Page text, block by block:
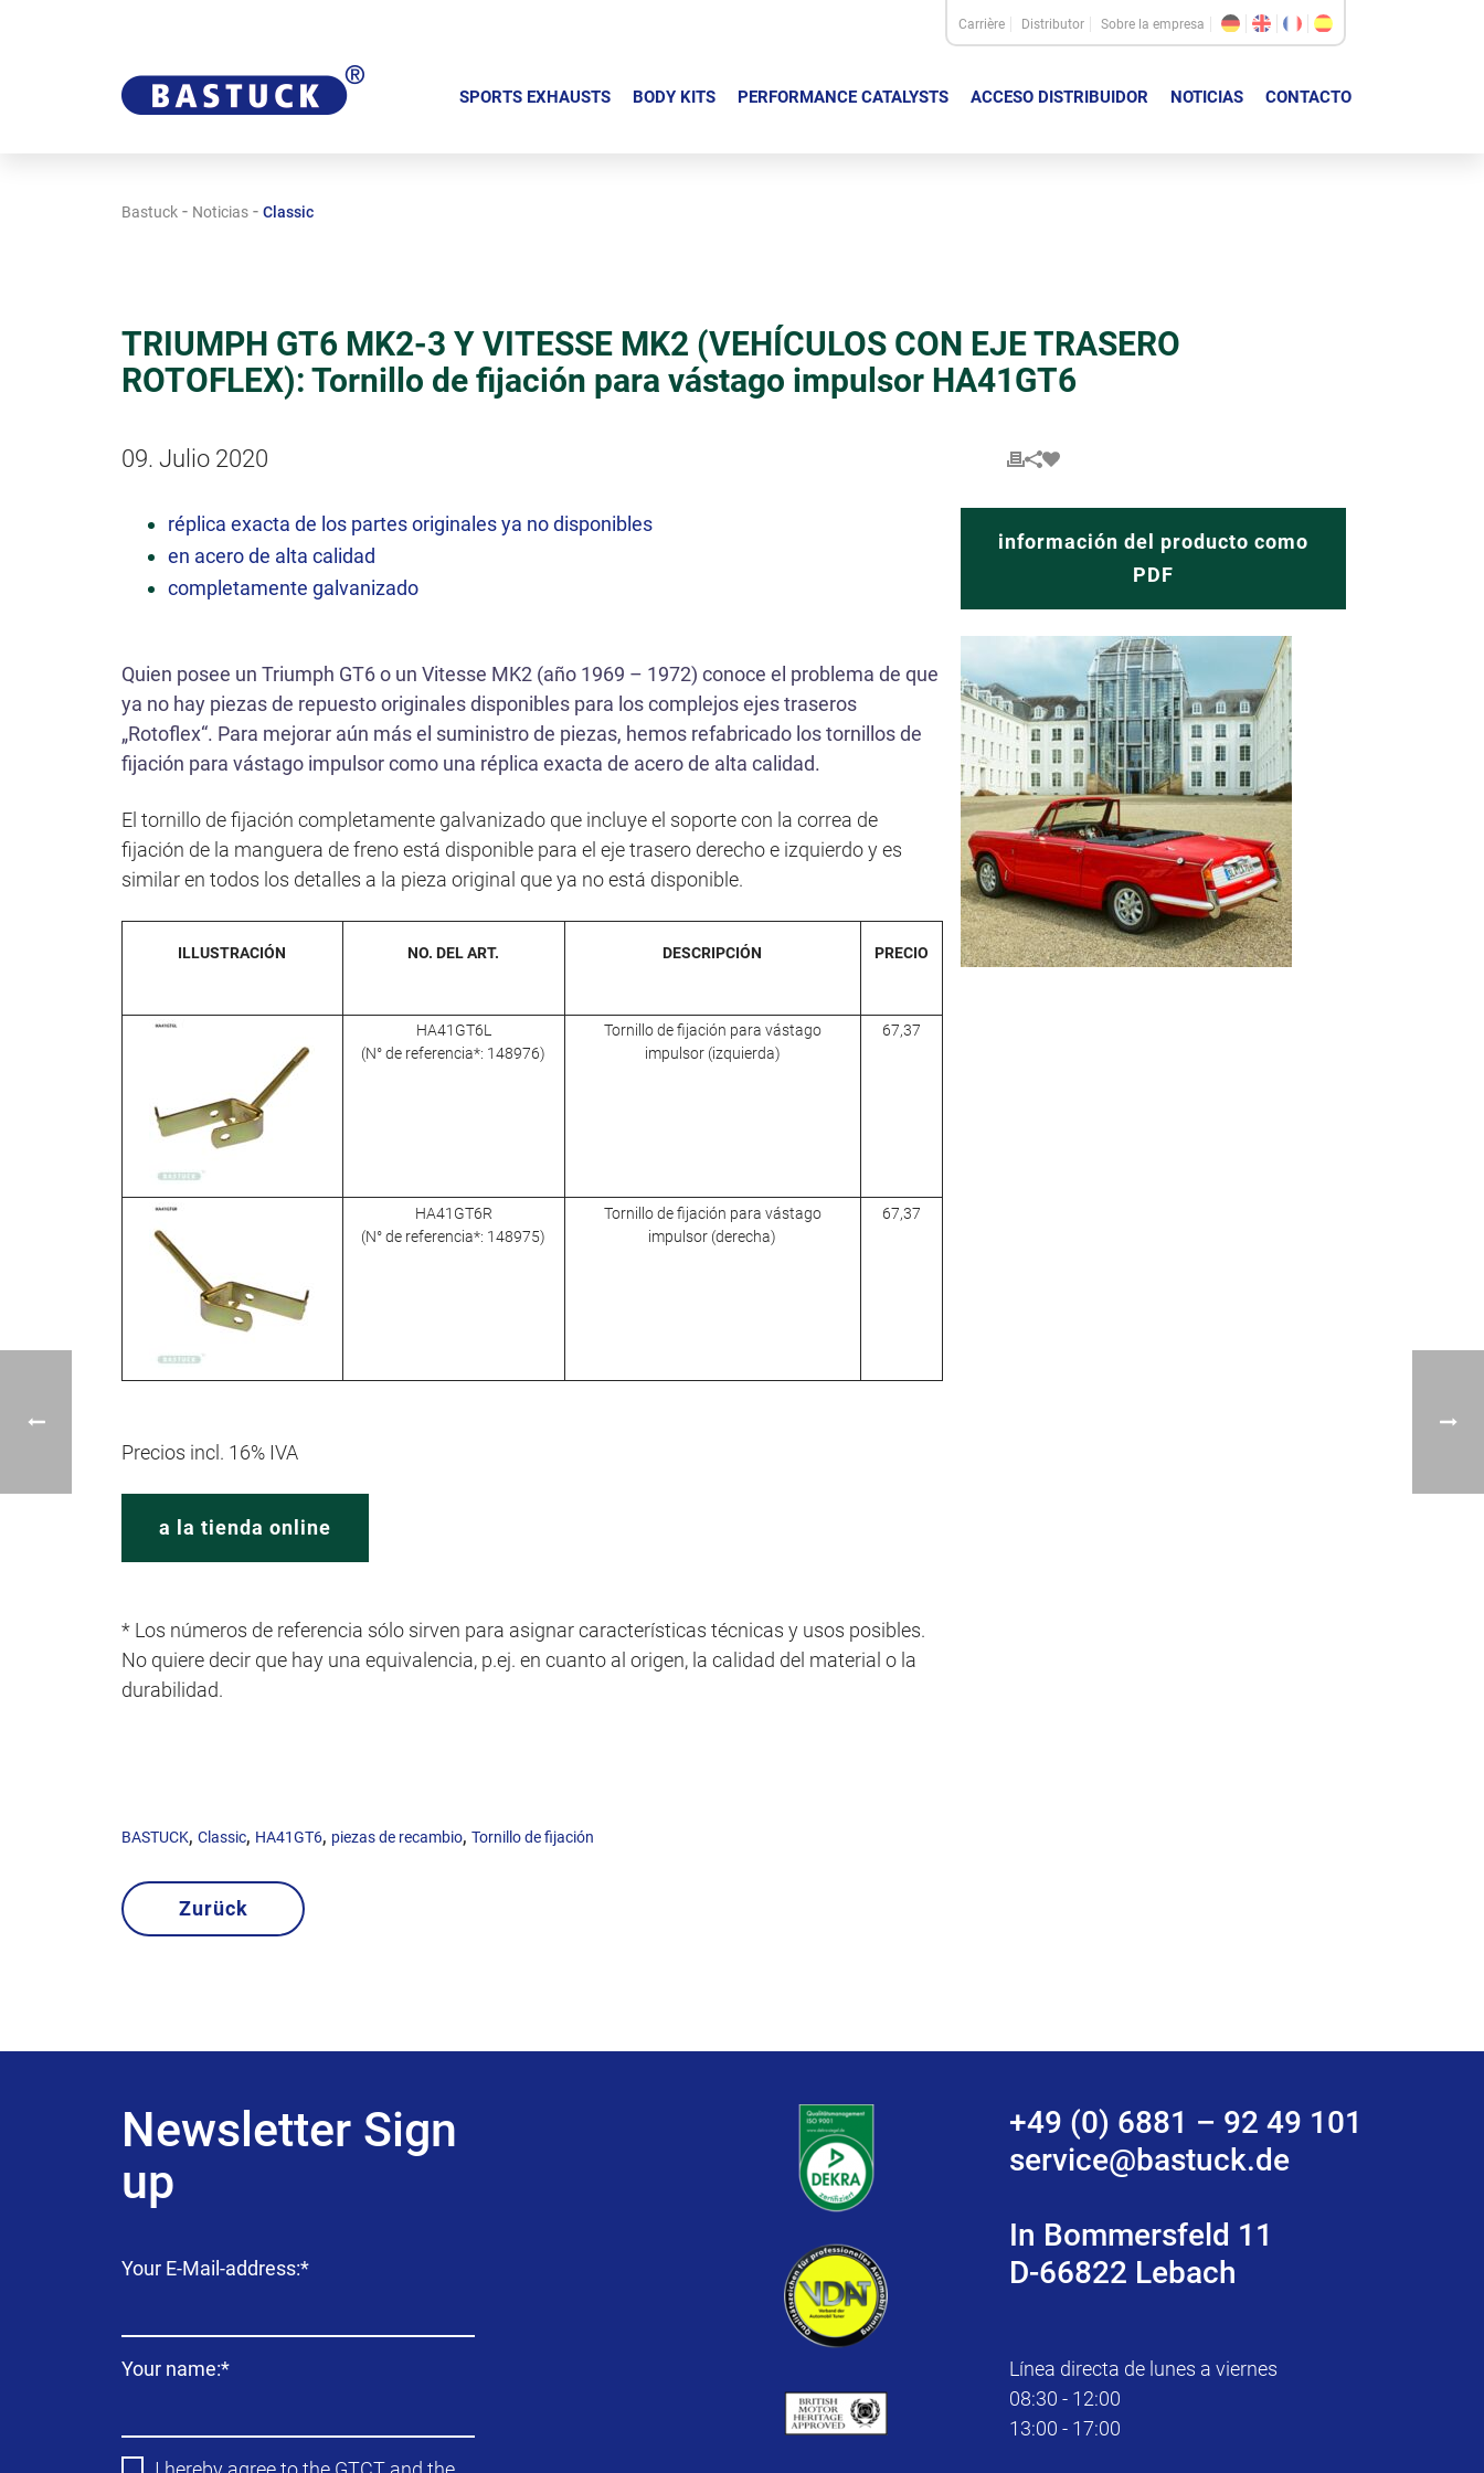
Carrière Distributor Sobre la empresa
e
g
n
SPORTS EXHAUSTS BODY KITS PERFORMANCE CATALYSTS ACCESO DISTRIBUIDOR NOTICIAS CONTACTO
Bastuck - Noticias - Classic
TRIUMPH GT6 MK2-3 Y VITESSE MK2 (VEHÍCULOS CON EJE TRASERO
ROTOFLEX): Tornillo de fijación para vástago impulsor HA41GT6
09. Julio 2020
réplica exacta de los partes originales ya no disponibles
en acero de alta calidad
completamente galvanizado
Quien posee un Triumph GT6 o un Vitesse MK2 (año 1969 – 1972) conoce el problema de que
ya no hay piezas de repuesto originales disponibles para los complejos ejes traseros
„Rotoflex“. Para mejorar aún más el suministro de piezas, hemos refabricado los tornillos de
fijación para vástago impulsor como una réplica exacta de acero de alta calidad.
El tornillo de fijación completamente galvanizado que incluye el soporte con la correa de
fijación de la manguera de freno está disponible para el eje trasero derecho e izquierdo y es
similar en todos los detalles a la pieza original que ya no está disponible.
ILLUSTRACIÓN NO. DEL ART.
HA41GT6L
(N° de referencia*: 148976)
DESCRIPCIÓN
Tornillo de fijación para vástago
impulsor (izquierda)
PRECIO
67,37
HA41GT6R
(N° de referencia*: 148975)
Tornillo de fijación para vástago
impulsor (derecha)
67,37
Precios incl. 16% IVA
a la tienda online
* Los números de referencia sólo sirven para asignar características técnicas y usos posibles.
No quiere decir que hay una equivalencia, p.ej. en cuanto al origen, la calidad del material o la
durabilidad.
información del producto como
PDF
BASTUCK, Classic, HA41GT6, piezas de recambio, Tornillo de fijación
Zurück
Newsletter Sign
up
Campo
Your E-Mail-address:*
Campo
Your name:*
+49 (0) 6881 – 92 49 101
service@bastuck.de
In Bommersfeld 11
D-66822 Lebach
Línea directa de lunes a viernes
08:30 - 12:00
13:00 - 17:00